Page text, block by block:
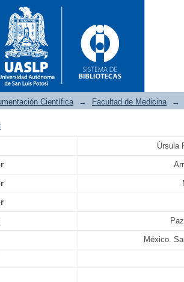
y validación de
prenatal en médicos
Científica → Facultad de Medicina →
Úrsula
México.